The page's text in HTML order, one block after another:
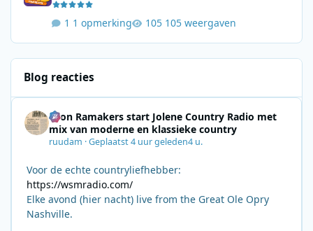
1 opmerking 105 weergaven
Blog reacties
Leon Ramakers start Jolene Country Radio met
mix van moderne en klassieke country
ruudam ·Geplaatst4 uur geleden4 u.
Voor de echte countryliefhebber:
https://wsmradio.com/
Elke avond (hier nacht) live from the Great Ole Opry
Nashville.